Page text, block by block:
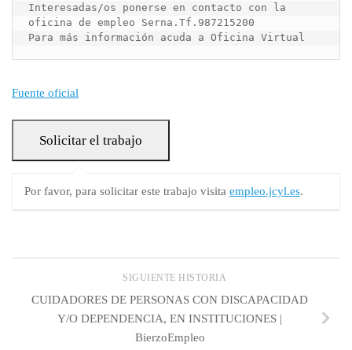
Interesadas/os ponerse en contacto con la
oficina de empleo Serna.Tf.987215200
Para más información acuda a Oficina Virtual
Fuente oficial
Por favor, para solicitar este trabajo visita empleo.jcyl.es.
SIGUIENTE HISTORIA
CUIDADORES DE PERSONAS CON DISCAPACIDAD
Y/O DEPENDENCIA, EN INSTITUCIONES |
BierzoEmpleo